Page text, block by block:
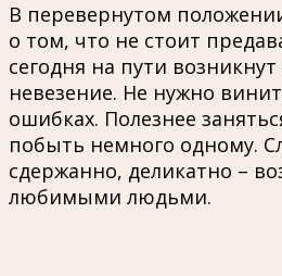
В перевернутом
о том, что не стоит
сегодня на пути
невезение. Не нужно
ошибках. Полезнее
побыть немного одному.
сдержанно, деликатно –
любимыми людьми.